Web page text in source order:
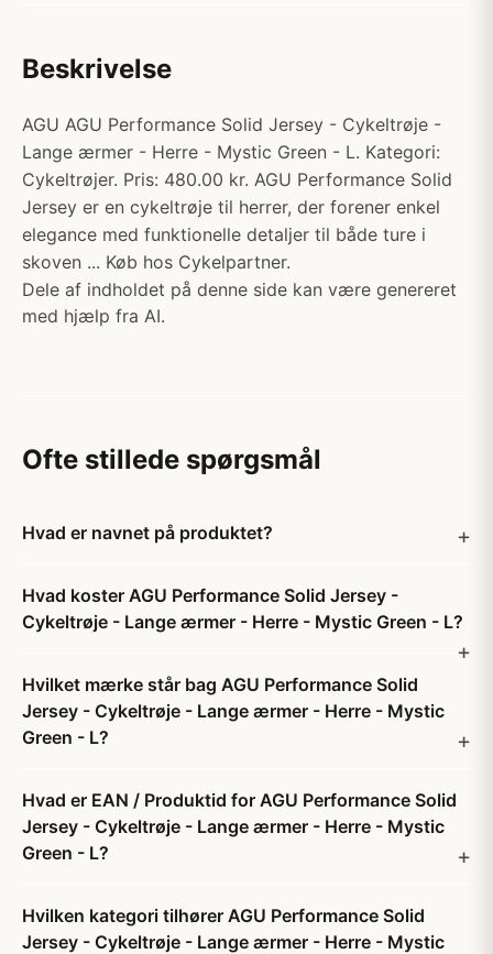
Beskrivelse
AGU AGU Performance Solid Jersey - Cykeltrøje -
Lange ærmer - Herre - Mystic Green - L. Kategori:
Cykeltrøjer. Pris: 480.00 kr. AGU Performance Solid
Jersey er en cykeltrøje til herrer, der forener enkel
elegance med funktionelle detaljer til både ture i
skoven ... Køb hos Cykelpartner.
Dele af indholdet på denne side kan være genereret
med hjælp fra AI.
Ofte stillede spørgsmål
Hvad er navnet på produktet?
Hvad koster AGU Performance Solid Jersey -
Cykeltrøje - Lange ærmer - Herre - Mystic Green - L?
Hvilket mærke står bag AGU Performance Solid
Jersey - Cykeltrøje - Lange ærmer - Herre - Mystic
Green - L?
Hvad er EAN / Produktid for AGU Performance Solid
Jersey - Cykeltrøje - Lange ærmer - Herre - Mystic
Green - L?
Hvilken kategori tilhører AGU Performance Solid
Jersey - Cykeltrøje - Lange ærmer - Herre - Mystic